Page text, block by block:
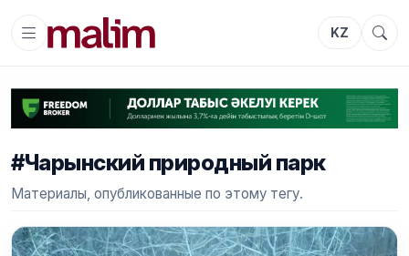
KZ
#Чарынский природный парк
Материалы, опубликованные по этому тегу.